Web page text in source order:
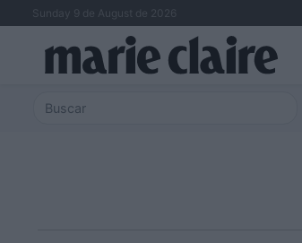
Sunday 9 de August de 2026